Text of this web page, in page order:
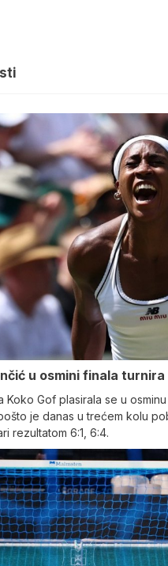
u osmini finala
Koko Gof plasirala se u
je danas u trećem kolu
rezultatom 6:1, 6:4.